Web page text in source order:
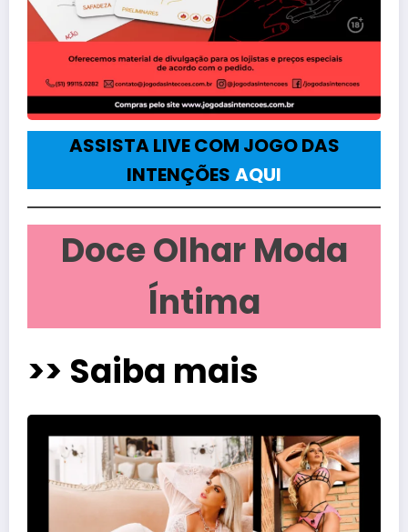
ASSISTA LIVE COM JOGO DAS
INTENÇÕES AQUI
Doce Olhar Moda
Íntima
>> Saiba mais